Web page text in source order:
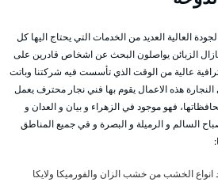
العالية العديد من الخدمات التي يحتاج اليها كل
الزبائن يواصلون البحث عن اشخاص قادرين على
عالية من الوقت الذي تأسست فيه شركتنا وباتت
هذه الاعمال يقوم بها فني نجار محترف يعمل
فهو موجود في الزهراء و بيان و العدان و
السالم و الرميلة و البصرة و في جميع المناطق
الخشب من خشب الزان والفورميكا ولايكا